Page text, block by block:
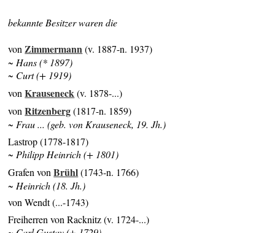
bekannte Besitzer waren die
von Zimmermann(v. 1887-n. 1937)
~ Hans (* 1897)
~ Curt (+ 1919)
vonKrauseneck(v. 1878-...)
vonRitzenberg(1817-n. 1859)
~ Frau ... (geb. von Krauseneck, 19. Jh.)
Lastrop (1778-1817)
~ Philipp Heinrich (+ 1801)
Grafen vonBrühl(1743-n. 1766)
~ Heinrich (18. Jh.)
von Wendt (...-1743)
Freiherren von Racknitz (v. 1724-...)